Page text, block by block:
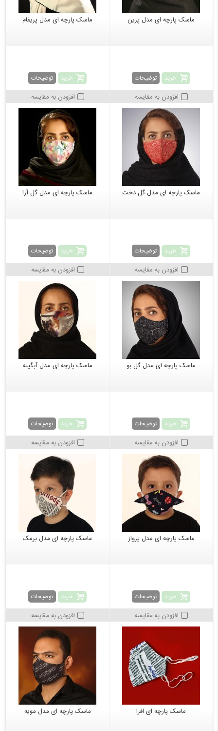
ماسک پارچه ای مدل پرین
خرید توضیحات
افزودن به مقایسه
ماسک پارچه ای مدل پریفام
خرید توضیحات
افزودن به مقایسه
ماسک پارچه ای مدل گل دخت
خرید توضیحات
افزودن به مقایسه
ماسک پارچه ای مدل گل آرا
خرید توضیحات
افزودن به مقایسه
ماسک پارچه ای مدل گل بو
خرید توضیحات
افزودن به مقایسه
ماسک پارچه ای مدل آبگینه
خرید توضیحات
افزودن به مقایسه
ماسک پارچه ای مدل پرواز
خرید توضیحات
افزودن به مقایسه
ماسک پارچه ای مدل برمک
خرید توضیحات
افزودن به مقایسه
ماسک پارچه ای افرا ماسک پارچه ای مدل مویه